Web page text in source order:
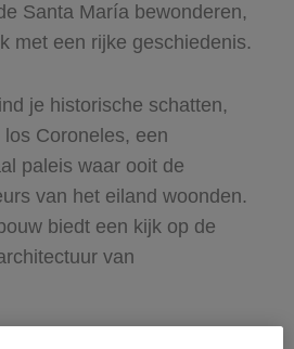
Santa María bewonderen,
met een rijke geschiedenis.
je historische schatten,
Coroneles, een
paleis waar ooit de
van het eiland woonden.
biedt een kijk op de
van